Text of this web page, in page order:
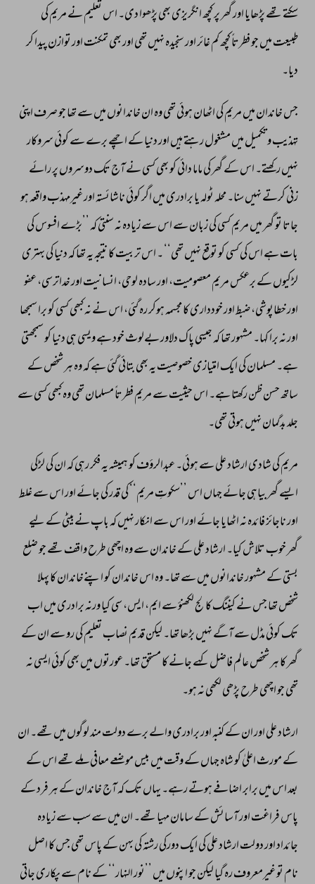
سکتے تھے پڑھایا اور گھر پر کچھ انگریزی بھی پڑھوا دی۔ اس تعلیم نے مریم کی
طبیعت میں جو فطرتاً کچھ کم غائر اور سنجیدہ نہیں تھی اور بھی تمکنت اور توازن پیدا کر
دیا۔
جس خاندان میں مریم کی اٹھان ہوئی تھی وہ ان خاندانوں میں سے تھا جو صرف اپنی
تہذیب و تکمیل میں مشغول رہتے ہیں اور دنیا کے اچھے برے سے کوئی سروکار
نہیں رکھتے۔ اس کے گھر کی ماما دائی کو بھی کسی نے آج تک دوسروں پر رائے
زنی کرتے نہیں سنا۔ محلہ ٹولہ یا برادری میں اگر کوئی ناشائستہ اور غیرمہذب واقعہ ہو
جاتا تو گھر میں مریم کسی کی زبان سے اس سے زیادہ نہ سنتی کہ ’’بڑے افسوس کی
بات ہے اس کی کسی کو توقع نہیں تھی‘‘ ۔ اس تربیت کا نتیجہ یہ تھا کہ دنیا کی بہتری
لڑکیوں کے برعکس مریم معصومیت، اور سادہ لوحی، انسانیت اور خداترسی، عفو
اور خطاپوشی، ضبط اور خودداری کا مجسمہ ہوکر رہ گئی، اس نے نہ کبھی کسی کو برا سمجھا
اور نہ برا کہا۔ مشہور تھا کہ جیسی پاک دلاور بےلوث خود ہے ویسی ہی دنیا کو سمجھتی
ہے۔ مسلمان کی ایک امتیازی خصوصیت یہ بھی بتائی گئی ہے کہ وہ ہر شخص کے
ساتھ حسن ظن رکھتا ہے۔ اس حیثیت سے مریم فطرتاً مسلمان تھی وہ کبھی کسی سے
جلد بدگمان نہیں ہوتی تھی۔
مریم کی شادی ارشاد علی سے ہوئی۔ عبدالرؤف کو ہمیشہ یہ فکر رہی کہ ان کی لڑکی
ایسے گھر بیاہی جائے جہاں اس ’’سکوتِ مریم‘‘ کی قدر کی جائے اور اس سے غلط
اور ناجائز فائدہ نہ اٹھایا جائے اور اس سے انکار نہیں کہ باپ نےبیٹی کے لیے
گھر خوب تلاش کیا۔ ارشاد علی کے خاندان سے وہ اچھی طرح واقف تھے جو ضلع
بستی کے مشہور خاندانوں میں سے تھا۔ وہ اس خاندان کو اپنےخاندان کا پہلا
شخص تھا جس نے کیننگ کالج لکھنؤ سے ایم، ایس، سی کیا ورنہ برادری میں اب
تک کوئی مڈل سے آگے نہیں بڑھا تھا۔ لیکن قدیم نصاب تعلیم کی رو سے ان کے
گھر کا ہر شخص عالم فاضل کہے جانے کا مستحق تھا۔ عورتوں میں بھی کوئی ایسی نہ
تھی جو اچھی طرح پڑھی لکھی نہ ہو۔
ارشاد علی اور ان کے کنبہ اور برادری والے برے دولت مند لوگوں میں تھے۔ ان
کے مورث اعلیٰ کو شاہ جہاں کے وقت میں بیس موضعے معافی ملے تھے اس کے
بعد اس میں برابر اضافے ہوتے رہے۔ یہاں تک کہ آج خاندان کے ہر فرد کے
پاس فراغت اور آسائش کے سامان مہیا تھے۔ ان میں سے سب سے زیادہ
جائداد اور دولت ارشاد علی کی ایک دورکی رشتہ کی بہن کے پاس تھی جس کا اصل
نام تو غیرمعروف رہ گیا لیکن جو اپنوں میں ’’نور النہار‘‘ کے نام سے پکاری جاتی